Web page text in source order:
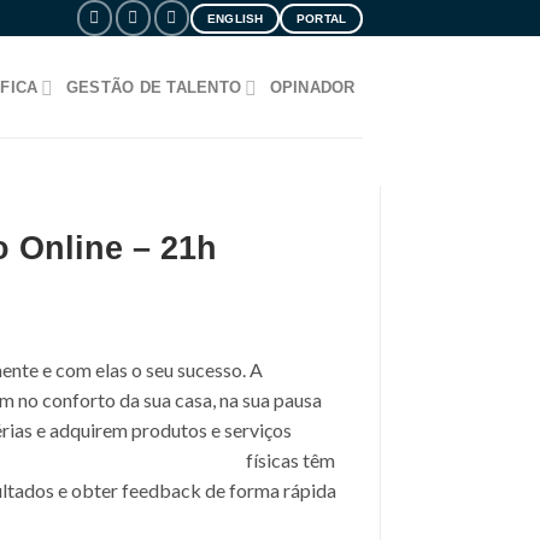
ENGLISH PORTAL
GESTÃO DE TALENTO OPINADOR
Online – 21h
e com elas o seu sucesso. A
no conforto da sua casa, na sua pausa
e adquirem produtos e serviços
físicas têm
e obter feedback de forma rápida